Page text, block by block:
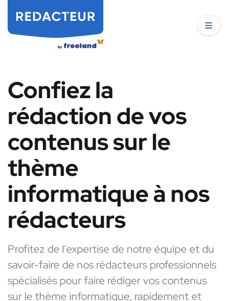
Confiez la
rédaction de vos
contenus sur le
thème
informatique à nos
rédacteurs
Profitez de l'expertise de notre équipe et du
savoir-faire de nos rédacteurs professionnels
spécialisés pour faire rédiger vos contenus
sur le thème informatique, rapidement et